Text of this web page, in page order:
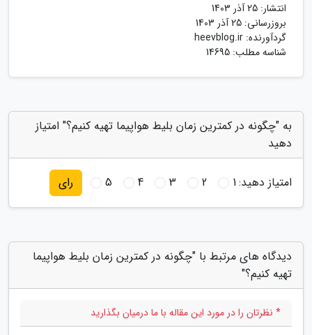
انتشار: 25 آذر 1403
بروزرسانی: 25 آذر 1403
گردآورنده: heevblog.ir
شناسه مطلب: 14695
به "چگونه در کمترین زمان بلیط هواپیما تهیه کنیم؟" امتیاز
دهید
امتیاز دهید:1
2
3
4
5 رای
دیدگاه های مرتبط با "چگونه در کمترین زمان بلیط هواپیما
تهیه کنیم؟"
* نظرتان را در مورد این مقاله با ما درمیان بگذارید